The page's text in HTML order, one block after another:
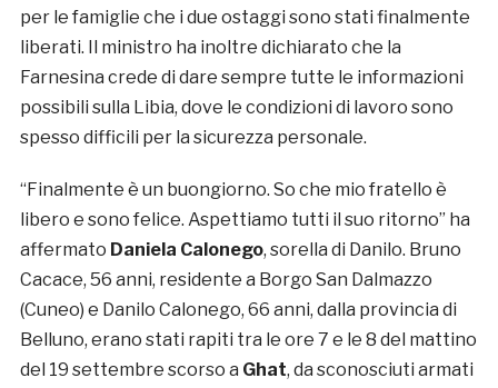
per le famiglie che i due ostaggi sono stati finalmente
liberati. Il ministro ha inoltre dichiarato che la
Farnesina crede di dare sempre tutte le informazioni
possibili sulla Libia, dove le condizioni di lavoro sono
spesso difficili per la sicurezza personale.
“Finalmente è un buongiorno. So che mio fratello è
libero e sono felice. Aspettiamo tutti il suo ritorno” ha
affermato Daniela Calonego, sorella di Danilo. Bruno
Cacace, 56 anni, residente a Borgo San Dalmazzo
(Cuneo) e Danilo Calonego, 66 anni, dalla provincia di
Belluno, erano stati rapiti tra le ore 7 e le 8 del mattino
del 19 settembre scorso a Ghat, da sconosciuti armati